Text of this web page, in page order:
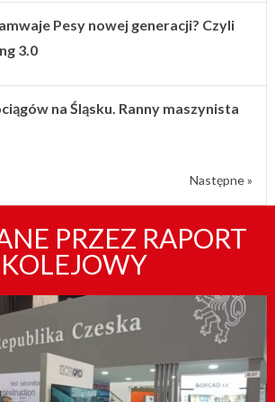
Pesy nowej generacji? Czyli
3.0
na Śląsku. Ranny maszynista
Następne »
PRZEZ RAPORT
KOLEJOWY